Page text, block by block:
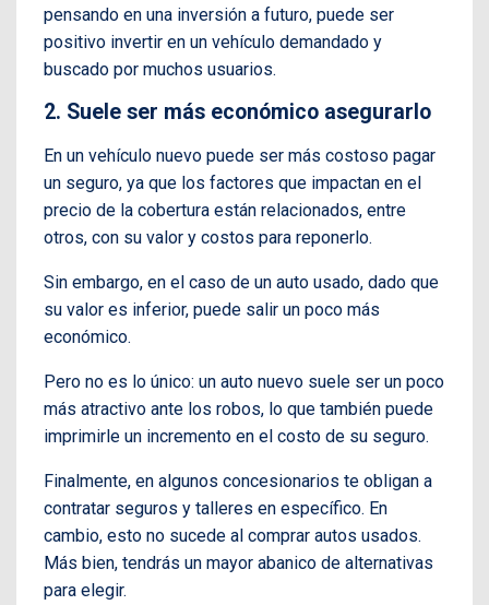
pensando en una inversión a futuro, puede ser
positivo invertir en un vehículo demandado y
buscado por muchos usuarios.
2. Suele ser más económico asegurarlo
En un vehículo nuevo puede ser más costoso pagar
un seguro, ya que los factores que impactan en el
precio de la cobertura están relacionados, entre
otros, con su valor y costos para reponerlo.
Sin embargo, en el caso de un auto usado, dado que
su valor es inferior, puede salir un poco más
económico.
Pero no es lo único: un auto nuevo suele ser un poco
más atractivo ante los robos, lo que también puede
imprimirle un incremento en el costo de su seguro.
Finalmente, en algunos concesionarios te obligan a
contratar seguros y talleres en específico. En
cambio, esto no sucede al comprar autos usados.
Más bien, tendrás un mayor abanico de alternativas
para elegir.